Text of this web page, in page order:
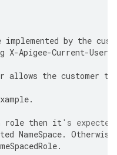
implemented by the
X-Apigee-Current-User
allows the customer to
.
role then it's expected
NameSpace. Otherwise
.